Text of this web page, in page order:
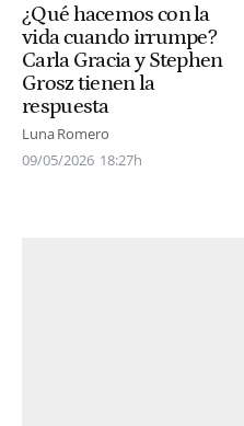
¿Qué hacemos con la
vida cuando irrumpe?
Carla Gracia y Stephen
Grosz tienen la
respuesta
Luna Romero
09/05/2026 18:27h